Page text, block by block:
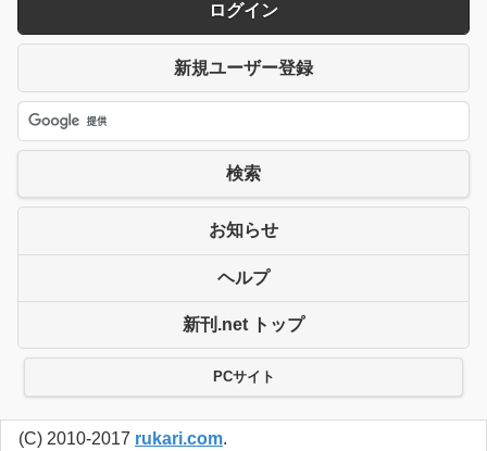
ログイン
新規ユーザー登録
検索
お知らせ
ヘルプ
新刊.net トップ
PCサイト
(C) 2010-2017 rukari.com.